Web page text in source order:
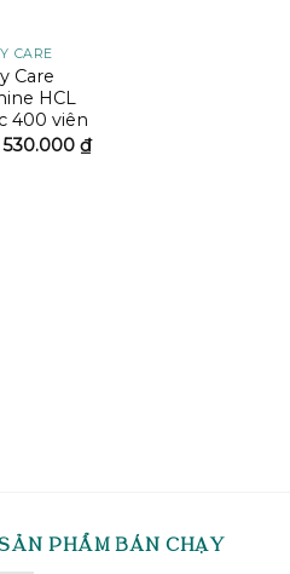
CARE
Care
HCL
400 viên
Giá
530.000₫Giá
PHẨM BÁN CHẠY